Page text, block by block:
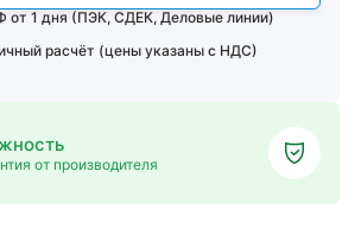
от 1 дня (ПЭК, СДЕК, Деловые линии)
расчёт (цены указаны с НДС)
от производителя